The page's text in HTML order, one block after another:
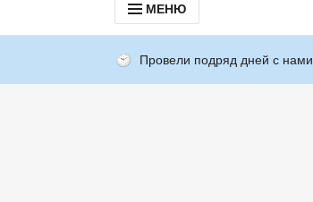
МЕНЮ
Провели подряд дней с нами